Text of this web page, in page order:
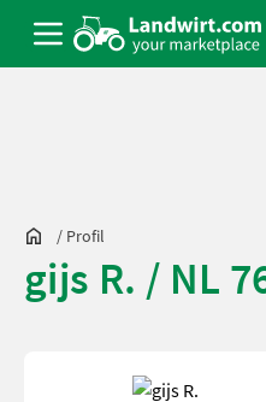
/ Profil
gijs R. / NL